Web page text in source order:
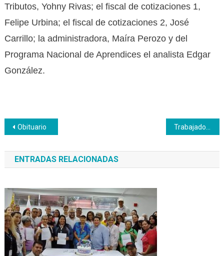
Tributos, Yohny Rivas; el fiscal de cotizaciones 1,
Felipe Urbina; el fiscal de cotizaciones 2, José
Carrillo; la administradora, Maíra Perozo y del
Programa Nacional de Aprendices el analista Edgar
González.
Navegación
de
entradas
Obituario
ENTRADAS RELACIONADAS